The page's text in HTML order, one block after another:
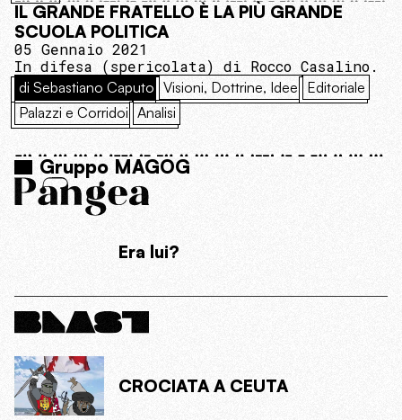
IL GRANDE FRATELLO È LA PIÙ GRANDE
SCUOLA POLITICA
05 Gennaio 2021
In difesa (spericolata) di Rocco Casalino.
di Sebastiano Caputo Visioni, Dottrine, Idee Editoriale
Palazzi e Corridoi Analisi
Gruppo MAGOG
Era lui?
CROCIATA A CEUTA